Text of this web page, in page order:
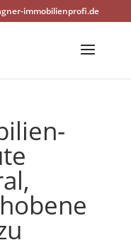
immobilienprofi.de